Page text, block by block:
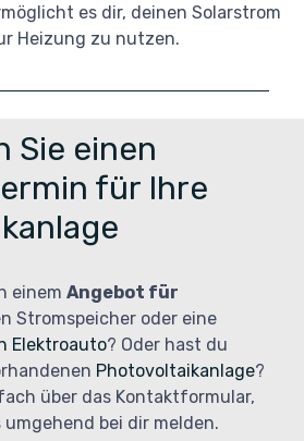
es dir, deinen Solarstrom
Heizung zu nutzen.
Sie einen
für Ihre
einem Angebot für
Stromspeicher oder eine
Elektroauto? Oder hast du
Photovoltaikanlage?
über das Kontaktformular,
bei dir melden.